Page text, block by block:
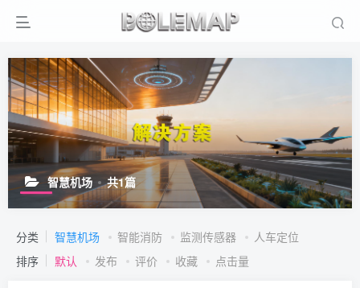
智慧机场 共1篇
分类 智慧机场 智能消防 监测传感器
人车定位
排序
默认 发布 评价 收藏 点击量